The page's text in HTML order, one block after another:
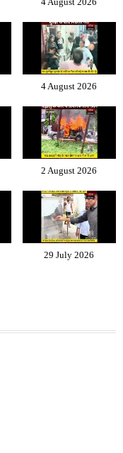
4 August 2026
2 August 2026
29 July 2026